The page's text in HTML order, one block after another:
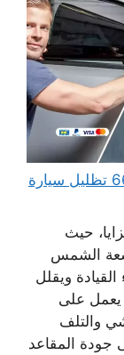
تظليل سيارات متنقل الكويت 66400552 تظليل سيارة
حيث
الشمس
القيادة ويقلل
يعمل على
والتلف
جودة المقاعد